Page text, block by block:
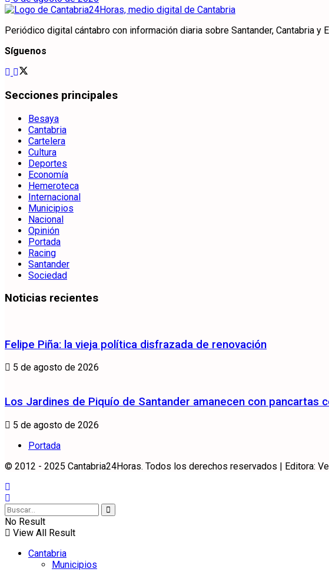
Periódico digital cántabro con información diaria sobre Santander, Cantabria y
Síguenos
Secciones principales
Besaya
Cantabria
Cartelera
Cultura
Deportes
Economía
Hemeroteca
Internacional
Municipios
Nacional
Opinión
Portada
Racing
Santander
Sociedad
Noticias recientes
Felipe Piña: la vieja política disfrazada de renovación
5 de agosto de 2026
Los Jardines de Piquío de Santander amanecen con pancartas
5 de agosto de 2026
Portada
© 2012 - 2025 Cantabria24Horas. Todos los derechos reservados | Editora:
No Result
View All Result
Cantabria
Municipios